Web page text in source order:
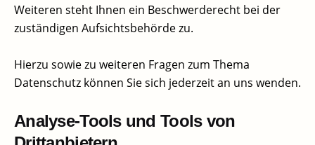
Weiteren steht Ihnen ein Beschwerderecht bei der
zuständigen Aufsichtsbehörde zu.
Hierzu sowie zu weiteren Fragen zum Thema
Datenschutz können Sie sich jederzeit an uns wenden.
Analyse-Tools und Tools von